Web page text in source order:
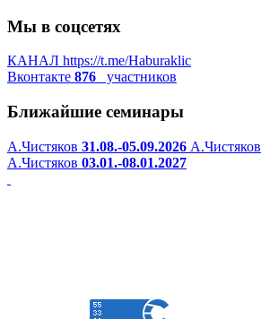
Мы в соцсетях
КАНАЛ https://t.me/Haburaklic
Вконтакте 876 участников
Ближайшие семинары
А.Чистяков 31.08.-05.09.2026 А.Чистяков
А.Чистяков 03.01.-08.01.2027